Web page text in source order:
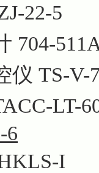
22-5
704-
仪 TS-V-
LT-
6
I